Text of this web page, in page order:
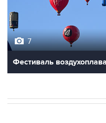
7
Фестиваль